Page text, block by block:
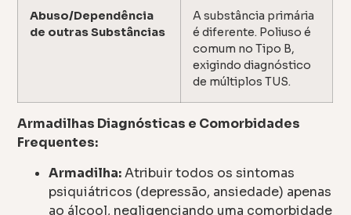
Abuso/Dependência
de outras Substâncias
A substância primária
é diferente. Poliuso é
comum no Tipo B,
exigindo diagnóstico
de múltiplos TUS.
Armadilhas Diagnósticas e Comorbidades
Frequentes:
Armadilha:Atribuir todos os sintomas
psiquiátricos (depressão, ansiedade) apenas
ao álcool, negligenciando uma comorbidade